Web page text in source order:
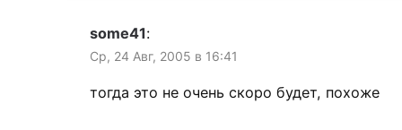
some41:
Ср, 24 Авг, 2005 в 16:41
тогда это не очень скоро будет, похоже